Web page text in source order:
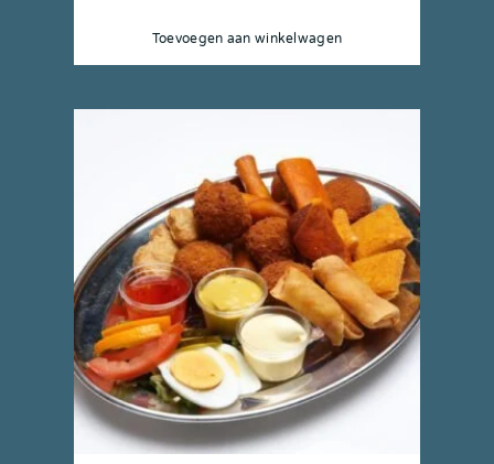
Toevoegen aan winkelwagen